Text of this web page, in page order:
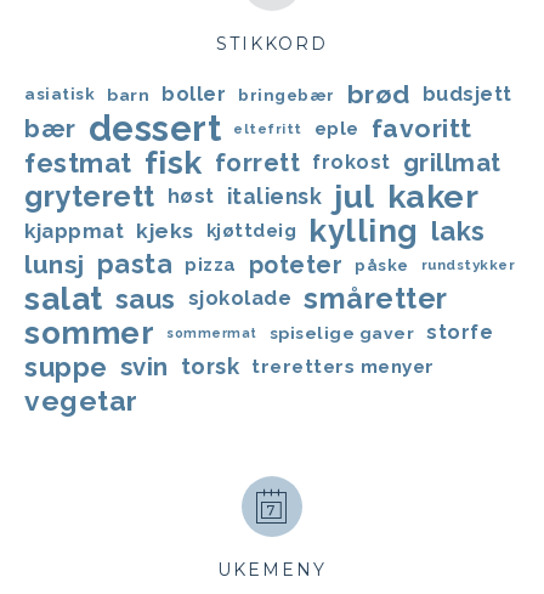
STIKKORD
asiatisk barn boller bringebær brød budsjett
bær dessert eltefritt eple favoritt
festmat fisk forrett frokost grillmat
gryterett høst italiensk jul kaker
kjappmat kjeks kjøttdeig kylling laks
lunsj pasta pizza poteter påske rundstykker
salat saus sjokolade småretter
sommer sommermat spiselige gaver storfe
suppe svin torsk treretters menyer
vegetar
UKEMENY